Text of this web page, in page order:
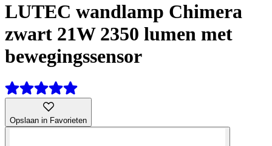
LUTEC wandlamp Chimera
zwart 21W 2350 lumen met
bewegingssensor
Opslaan in Favorieten